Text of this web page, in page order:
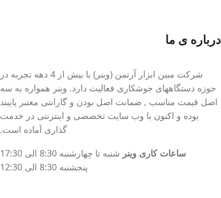
کابل ارت جهت محافظت از
بدنه فلزی مستحکم
سیستم خنک کننده قدرتمند
قابلیت جوشکاری با کیفیت بالا
در الکترودهای 2.5 به صورت
ویژگی های نسل جدید
درباره ی ما
شرکت مبین ابزار آرتمن (وینر) با بیش از 4 دهه تجربه در
حوزه دستگاههای جوشکاری فعالیت دارد. وینر همواره به سه
اصل قیمت مناسب , ضمانت اصل بودن و گارانتی معتبر پایبند
بوده و اکنون با وب سایت تخصصی و اینترنتی در خدمت
گذاری آماده است.
ساعات کاری وینر شنبه تا چهارشنبه 8:30 الی 17:30
پنجشنبه 8:30 الی 12:30